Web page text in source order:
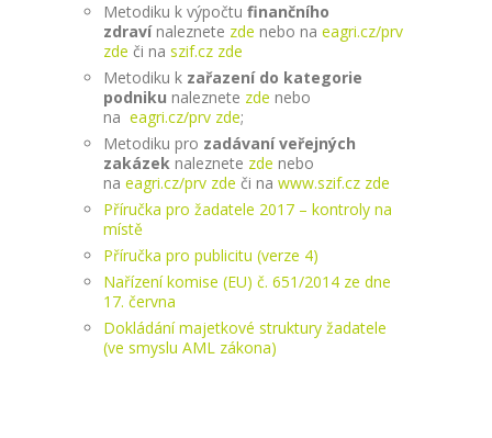
Metodiku k výpočtu finančního
zdravínaleznete zde nebo na eagri.cz/prv
zde či na szif.cz zde
Metodiku k zařazení do kategorie
podniku naleznete zde nebo
na eagri.cz/prv zde;
Metodiku pro zadávaní veřejných
zakázek naleznete zde nebo
na eagri.cz/prv zde či na www.szif.cz zde
Příručka pro žadatele 2017 – kontroly na
místě
Příručka pro publicitu (verze 4)
Nařízení komise (EU) č. 651/2014 ze dne
17. června
Dokládání majetkové struktury žadatele
(ve smyslu AML zákona)